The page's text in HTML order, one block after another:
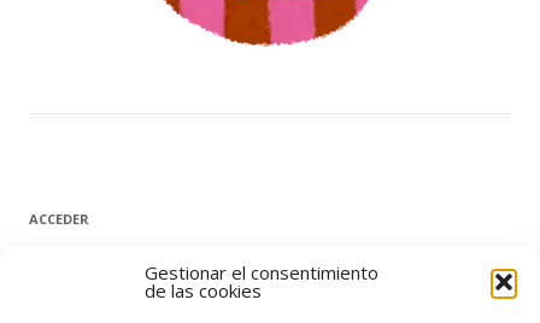
Gestionar el consentimiento
de las cookies
ACCEDER
Nombre de usuario o correo electrónico